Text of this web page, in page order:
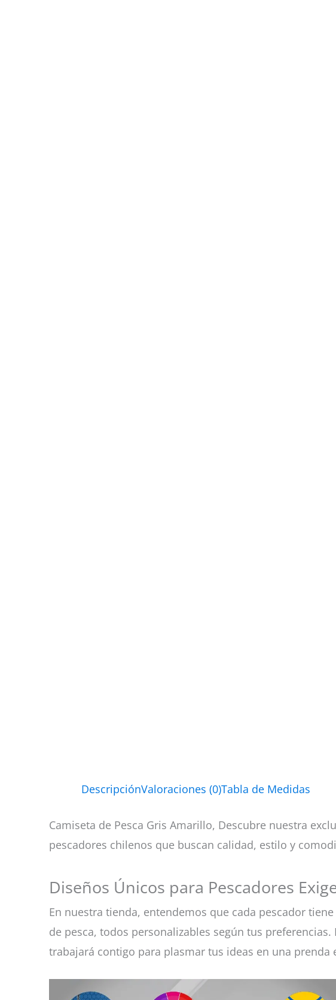
DescripciónValoraciones (0)Tabla de Medidas
Camiseta de Pesca Gris Amarillo, Descubre nuestra
pescadores chilenos que buscan calidad, estilo y
Diseños Únicos para Pescadores
En nuestra tienda, entendemos que cada pescador
de pesca, todos personalizables según tus
trabajará contigo para plasmar tus ideas en una prenda